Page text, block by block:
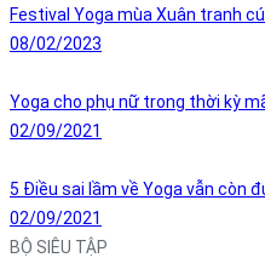
Festival Yoga mùa Xuân tranh
08/02/2023
Yoga cho phụ nữ trong thời kỳ
02/09/2021
5 Điều sai lầm về Yoga vẫn còn
02/09/2021
BỘ SIÊU TẬP